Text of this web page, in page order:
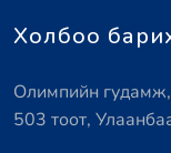
Холбоо
Олимпийн
503 тоот,